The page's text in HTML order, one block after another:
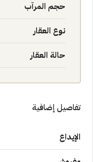
حجم المرآب
نوع العقار
حالة العقار
تفاصيل إضافية
الإيداع